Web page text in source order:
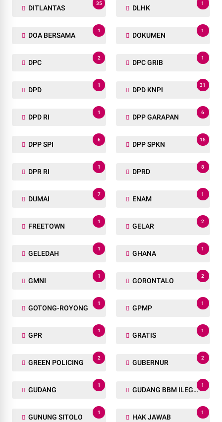
DITLANTAS
35
DLHK
1
DOA BERSAMA
1
DOKUMEN
1
DPC
2
DPC GRIB
1
DPD
1
DPD KNPI
31
DPD RI
1
DPP GARAPAN
6
DPP SPI
6
DPP SPKN
15
DPR RI
1
DPRD
8
DUMAI
7
ENAM
1
FREETOWN
1
GELAR
2
GELEDAH
1
GHANA
1
GMNI
1
GORONTALO
2
GOTONG-ROYONG
1
GPMP
1
GPR
1
GRATIS
1
GREEN POLICING
2
GUBERNUR
2
GUDANG
1
GUDANG BBM ILEGAL
1
GUNUNG SITOLO
1
HAK JAWAB
1